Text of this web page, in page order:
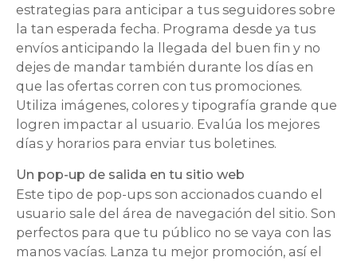
estrategias para anticipar a tus seguidores sobre
la tan esperada fecha. Programa desde ya tus
envíos anticipando la llegada del buen fin y no
dejes de mandar también durante los días en
que las ofertas corren con tus promociones.
Utiliza imágenes, colores y tipografía grande que
logren impactar al usuario. Evalúa los mejores
días y horarios para enviar tus boletines.
Un pop-up de salida en tu sitio web
Este tipo de pop-ups son accionados cuando el
usuario sale del área de navegación del sitio. Son
perfectos para que tu público no se vaya con las
manos vacías. Lanza tu mejor promoción, así el